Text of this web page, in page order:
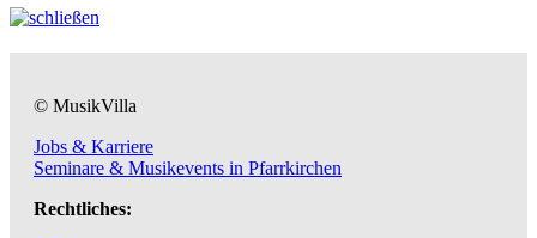
© MusikVilla
Jobs & Karriere
Seminare & Musikevents in Pfarrkirchen
Rechtliches: